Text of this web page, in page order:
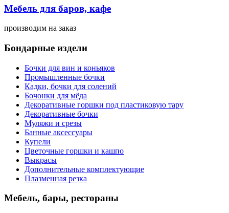
Мебель для баров, кафе
производим на заказ
Бондарные издели
Бочки для вин и коньяков
Промышленные бочки
Кадки, бочки для солений
Бочонки для мёда
Декоративные горшки под пластиковую тару
Декоративные бочки
Муляжи и срезы
Банные аксессуары
Купели
Цветочные горшки и кашпо
Выкрасы
Дополнительные комплектующие
Плазменная резка
Мебель, бары, рестораны